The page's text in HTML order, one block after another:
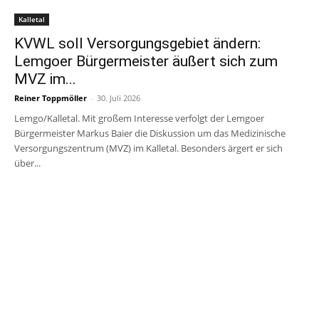
Kalletal
KVWL soll Versorgungsgebiet ändern:
Lemgoer Bürgermeister äußert sich zum
MVZ im...
Reiner Toppmöller - 30. Juli 2026
Lemgo/Kalletal. Mit großem Interesse verfolgt der Lemgoer
Bürgermeister Markus Baier die Diskussion um das Medizinische
Versorgungszentrum (MVZ) im Kalletal. Besonders ärgert er sich
über...